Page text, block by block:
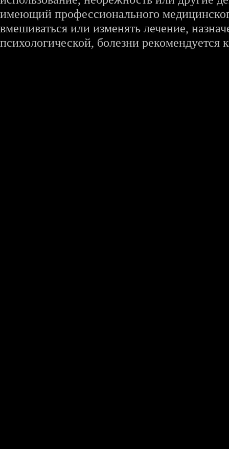
имеющий профессионального
вмешиваться или изменять лечение,
психологической, болезни рекомендуется